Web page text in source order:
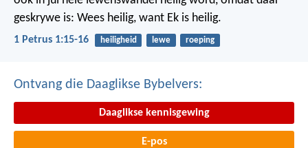
geskrywe is: Wees heilig, want Ek is heilig.
1 Petrus 1:15-16 heiligheid lewe roeping
Ontvang die Daaglikse Bybelvers:
Daaglikse kennisgewing
E-pos